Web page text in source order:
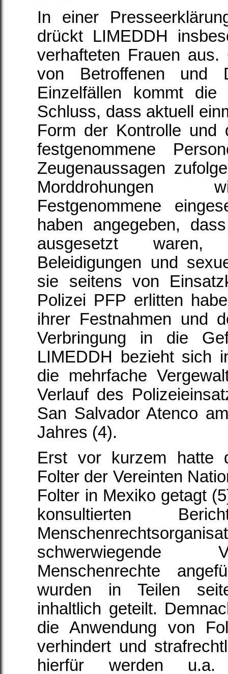
In einer
drückt LIMEDDH
verhafteten Frauen
von Betroffenen und
Einzelfällen kommt
Schluss, dass aktuell
Form der Kontrolle und
festgenommene
Zeugenaussagen
Morddrohungen
Festgenommene
haben angegeben,
ausgesetzt waren,
Beleidigungen und
sie seitens von
Polizei PFP erlitten
ihrer Festnahmen und
Verbringung in die
LIMEDDH bezieht sich
die mehrfache
Verlauf des
San Salvador Atenco
Jahres (4).
Erst vor kurzem hatte
Folter der Vereinten
Folter in Mexiko getagt
konsultierten
schwerwiegende
Menschenrechte
wurden in Teilen
inhaltlich geteilt.
die Anwendung von
verhindert und
hierfür werden u.a.